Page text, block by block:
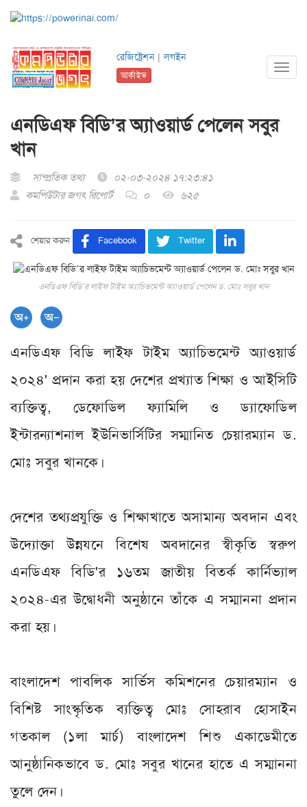
রেজিষ্ট্রেশন |লগইন
আর্কাইভ
এনডিএফ বিডি’র অ্যাওয়ার্ড পেলেন সবুর
খান
সাম্প্রতিক তথ্য
০২-০৩-২০২৪ ১৭:২৩:৪১
কমপিউটার জগৎ রিপোর্ট
০ ৬২৫
শেয়ার করুন Facebook Twitter
এনডিএফ বিডি’র লাইফ টাইম অ্যাচিভমেন্ট অ্যাওয়ার্ড পেলেন ড. মোঃ সবুর খান
এনডিএফ বিডি লাইফ টাইম অ্যাচিভমেন্ট অ্যাওয়ার্ড
২০২৪' প্রদান করা হয় দেশের প্রখ্যাত শিক্ষা ও আইসিটি
ব্যক্তিত্ব, ডেফোডিল ফ্যামিলি ও ড্যাফোডিল
ইন্টারন্যাশনাল ইউনিভার্সিটির সম্মানিত চেয়ারম্যান ড.
মোঃ সবুর খানকে।
দেশের তথ্যপ্রযুক্তি ও শিক্ষাখাতে অসামান্য অবদান এবং
উদ্যোক্তা উন্নযনে বিশেষ অবদানের স্বীকৃতি স্বরুপ
এনডিএফ বিডি'র ১৬তম জাতীয় বিতর্ক কার্নিভ্যাল
২০২৪-এর উদ্বোধনী অনুষ্ঠানে তাঁকে এ সম্মাননা প্রদান
করা হয়।
বাংলাদেশ পাবলিক সার্ভিস কমিশনের চেয়ারম্যান ও
বিশিষ্ট সাংস্কৃতিক ব্যক্তিত্ব মোঃ সোহরাব হোসাইন
গতকাল (১লা মার্চ) বাংলাদেশ শিশু একাডেমীতে
আনুষ্ঠানিকভাবে ড. মোঃ সবুর খানের হাতে এ সম্মাননা
তুলে দেন।